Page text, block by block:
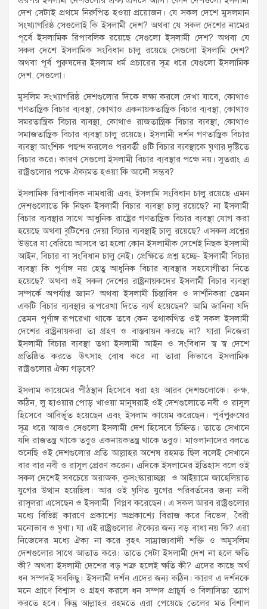
দেশ সেটাই প্রথমে নিরুপিত হওয়া প্রয়োজন। যে সকল দেশে মুসলমান
সংখ্যাগরিষ্ঠ সেগুলোই কি ইসলামী দেশ? অথবা যে সকল দেশের নামের
পূর্বে ইসলামিক রিপাবলিক রয়েছে সেগুলো ইসলামী দেশ? অথবা যে
সকল দেশে ইসলামিক সংবিধান চালু রয়েছে সেগুলো ইসলামি দেশ?
অথবা পূর্ব পুরুষদের ইসলাম ধর্ম প্রচারের সূত্র ধরে যেগুলো ইসলামিক
দেশ, সেগুলো।
মুসলিম সংখ্যাগরিষ্ঠ দেশগুলোর দিকে লক্ষ্য করলে দেখা যাবে, কোথাও
গণতান্ত্রিক বিচার ব্যবস্থা, কোথাও একনায়কতান্ত্রিক বিচার ব্যবস্থা, কোথাও
সমরতান্ত্রিক বিচার ব্যবস্থা, কোথাও রাজতান্ত্রিক বিচার ব্যবস্থা, কোথাও
সমাজতান্ত্রিক বিচার ব্যবস্থা চালু রয়েছে। ইসলামী দর্শন গণতান্ত্রিক বিচার
ব্যবস্থা আংশিক পছন্দ করলেও পরবর্তী ৪টি বিচার ব্যবস্থাকে ঘৃণার দৃষ্টিতে
বিচার করে। কারণ সেগুলো ইসলামী বিচার ব্যবস্থার পক্ষে নয়। সুতরাং এ
রাষ্ট্রগুলোর পক্ষে ঐক্যমত হওয়া কি আদৌ সম্ভব?
ইসলামিক রিপাবলিক নামধারী এবং ইসলামি সংবিধান চালু রয়েছে এমন
দেশগুলোতে কি নিছক ইসলামী বিচার ব্যবস্থা চালু রয়েছে? না ইসলামী
বিচার ব্যবস্থার সাথে আধুনিক রাষ্ট্রের গণতান্ত্রিক বিচার ব্যবস্থা যোগ করা
হয়েছে অথবা বৃটিশের দেয়া বিচার ব্যবস্থাই চালু রয়েছে? এসকল প্রশ্নের
উত্তরে যা বেরিয়ে আসবে তা হলো কোন ইসলামীক দেশেই নিছক ইসলামী
আইন, বিচার বা সংবিধান চালু নেই। প্রেক্ষিতে প্রশ্ন হচ্ছে- ইসলামী বিচার
ব্যবস্থা কি পূর্ণাঙ্গ নয় হেতু আধুনিক বিচার ব্যবস্থার সহযোগীতা নিতে
হয়েছে? অথবা ওই সকল দেশের রাষ্ট্রনায়কদের ইসলামী বিচার ব্যবস্থা
সম্পর্কে অপর্যাপ্ত জ্ঞান? অথবা ইসলামী চিন্তাবিদ ও দার্শনিকরা তেমন
একটি বিচার ব্যবস্থার রূপরেখা দিতে ব্যর্থ হয়েছেন? আমি জানিনা যদি
তেমন পূর্ণাঙ্গ রূপরেখা থাকে তবে কেন তথাকথিত ওই সকল ইসলামী
দেশের রাষ্ট্রনায়করা তা গ্রহণ ও বাস্তবায়ন করছে না? যারা নিজেরা
ইসলামী বিচার ব্যবস্থা তথা ইসলামী আইন ও সংবিধান স্ব স্ব দেশে
প্রতিষ্ঠিত করতে উৎসাহ বোধ করে না তারা কিভাবে ইসলামিক
রাষ্ট্রগুলোর ঐক্য গড়বে?
ইসলাম কায়েমের পীঠস্থান হিসেবে ধরা হয় আরব দেশগুলোকে। রুক্ষ,
কঠিন, লু হাওয়ার পোড় খাওয়া মানুষরাই ওই দেশগুলোতে নবী ও রাসুল
হিসেবে আবির্ভূত হয়েছেন এবং ইসলাম কায়েম করেছেন। পূর্বপুরুষের
সূত্র ধরে আজও সেগুলো ইসলামী দেশ হিসেবে চিহ্নিত। তাতে সেখানে
যদি রাজতন্ত্র থাকে তবুও একনায়কতন্ত্র থাকে তবুও। মাওলানাদের বলতে
শুনেছি ওই দেশগুলোর প্রতি আল্লাহর অশেষ রহমত ছিল বলেই সেখানে
বার বার নবী ও রাসুল প্রেরণ করেন। এদিকে ইসলামের ইতিহাস বলে ওই
সকল দেশেই সবচেয়ে অরাজক, কুসংস্কারাচ্ছন্ন ও আইয়ামে জাহেলিয়াত
যুগের উত্থান হয়েছিল। আর ওই ঘৃণিত যুগের পরিবর্তনের জন্য নবী
রাসূলরা এসেছেন ও ইসলামী বিপ্লব করেছেন। এ সকল আরব রাষ্ট্রগুলোর
মধ্যে বিভিন্ন কারণে প্রকাশ্যে অপ্রকাশ্যে বিরাজ করে বিভেদ, বৈরী
মনোভাব ও ঘৃণা। যা এই রাষ্ট্রগুলোর ঐক্যের জন্য বড় বাধা নয় কি? এরা
নিজেদের মধ্যে ঐক্য না করে বৃহৎ সাম্রাজ্যবাদী শক্তি ও অমুসলিম
দেশগুলোর সাথে আতাত করে। তাতে সেটা ইসলামী দেশ না হলে ক্ষতি
কী? অথবা ইসলামী দেশের বড় শত্রু হলেই ক্ষতি কী? এদের কাছে অর্থ
ধন সম্পদই সবকিছু। ইসলামী দর্শন এদের জন্য কঠিন। কারণ এ দর্শনকে
মনে প্রাণে বিশ্বাস ও গ্রহণ করলে ধন সম্পদ প্রাচুর্য ও বিলাসিতা ত্যাগ
করতে হবে। কিন্তু আল্লাহর রহমতে এরা পেয়েছে তেলের মত বিশাল